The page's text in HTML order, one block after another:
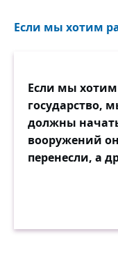
Если мы хотим
Если мы хотим
государство,
должны
вооружений
перенесли, а